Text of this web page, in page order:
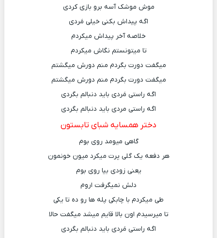
موش موشک آسه برو بازی کردی
اگه پیداش بکنی خیلی مَردی
خلاصه آخر پیداش میکردم
تا میتونستم نگاش میکردم
میگفت دورت بگردم منم دورش میگشتم
میگفت دورت بگردم منم دورش میگشتم
اگه راستی مَردی باید دنبالم بگردی
اگه راستی مردی باید دنبالم بگردی
دختر همسایه شبای تابستون
گاهی میومد روی بوم
هر دفعه یک گلی پرت میکرد میون خونمون
یعنی زودی بیا روی بوم
دلش نمیگرفت اروم
طی میکردم با چابکی پله‌ ها رو ده تا یکی
تا میرسیدم اون بالا قایم میشد میگفت حالا
اگه راستی مَردی باید دنبالم بگردی